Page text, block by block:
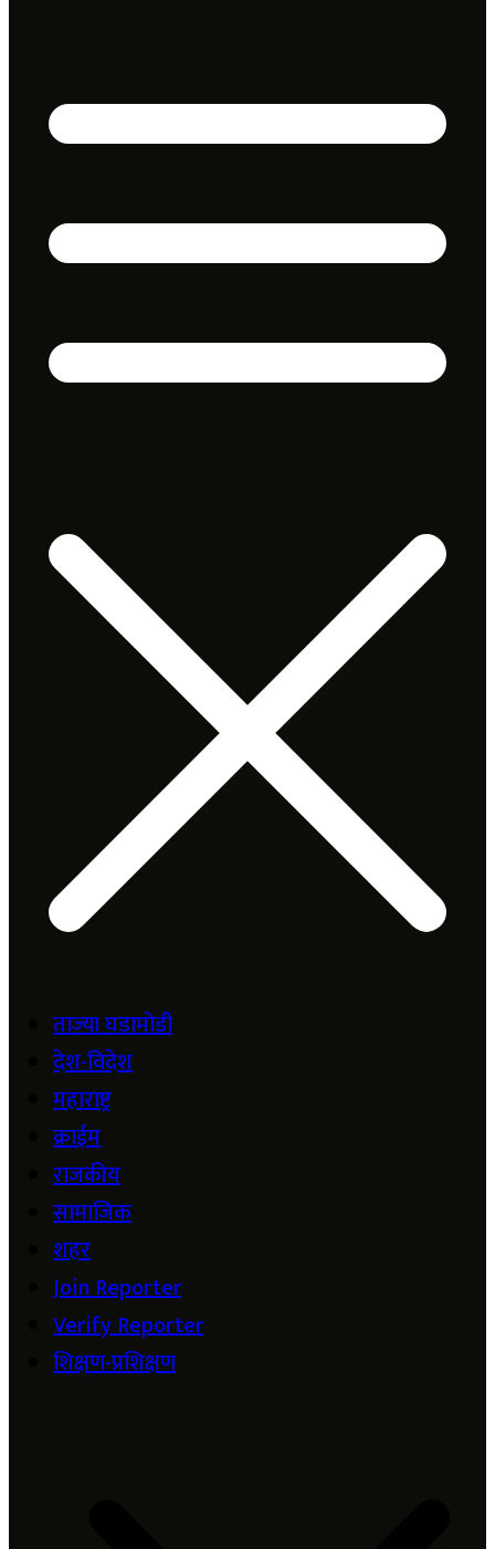
ताज्या घडामोडी
देश-विदेश
महाराष्ट्र
क्राईम
राजकीय
सामाजिक
शहर
Join Reporter
Verify Reporter
शिक्षण-प्रशिक्षण